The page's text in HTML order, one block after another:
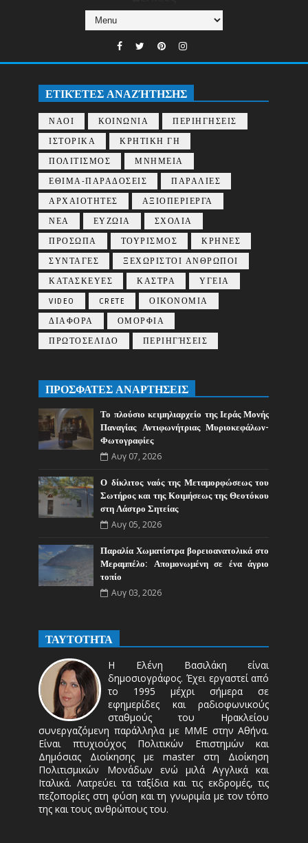
ΕΤΙΚΈΤΕΣ ΑΝΑΖΉΤΗΣΗΣ
ΝΑΟΙ ΚΟΙΝΩΝΙΑ
ΠΕΡΙΗΓΗΣΕΙΣ
ΙΣΤΟΡΙΚΑ
ΚΡΗΤΙΚΗ ΓΗ
ΠΟΛΙΤΙΣΜΟΣ
ΜΝΗΜΕΙΑ
ΕΘΙΜΑ-ΠΑΡΑΔΟΣΕΙΣ
ΠΑΡΑΛΙΕΣ
ΑΡΧΑΙΟΤΗΤΕΣ
ΑΞΙΟΠΕΡΙΕΡΓΑ
ΝΕΑ
ΕΥΖΩΙΑ
ΣΧΟΛΙΑ
ΠΡΟΣΩΠΑ
ΤΟΥΡΙΣΜΟΣ
ΚΡΗΝΕΣ
ΣΥΝΤΑΓΕΣ
ΞΕΧΩΡΙΣΤΟΙ ΑΝΘΡΩΠΟΙ
ΚΑΤΑΣΚΕΥΕΣ
ΚΑΣΤΡΑ
ΥΓΕΙΑ
VIDEO
CRETE
ΟΙΚΟΝΟΜΙΑ
ΔΙΑΦΟΡΑ
ΟΜΟΡΦΙΑ
ΠΡΩΤΟΣΕΛΙΔΟ
ΠΕΡΙΗΓΉΣΕΙΣ
ΠΡΟΣΦΑΤΕΣ ΑΝΑΡΤΗΣΕΙΣ
Το πλούσιο κειμηλιαρχείο της Ιεράς Μονής
Παναγίας Αντιφωνήτριας Μυριοκεφάλων-
Φωτογραφίες
Αυγ 07, 2026
Ο δίκλιτος ναός της Μεταμορφώσεως του
Σωτήρος και της Κοιμήσεως της Θεοτόκου
στη Λάστρο Σητείας
Αυγ 05, 2026
Παραλία Χωματίστρα βορειοανατολικά στο
Μεραμπέλο: Απομονωμένη σε ένα άγριο
τοπίο
Αυγ 03, 2026
ΤΑΥΤΟΤΗΤΑ
Η Ελένη Βασιλάκη είναι
δημοσιογράφος. Έχει εργαστεί από
το 1995 μέχρι σήμερα σε
εφημερίδες και ραδιοφωνικούς
σταθμούς του Ηρακλείου
συνεργαζόμενη παράλληλα με ΜΜΕ στην Αθήνα.
Είναι πτυχιούχος Πολιτικών Επιστημών και
Δημόσιας Διοίκησης με master στη Διοίκηση
Πολιτισμικών Μονάδων ενώ μιλά Αγγλικά και
Ιταλικά. Λατρεύει τα ταξίδια και τις εκδρομές, τις
πεζοπορίες στη φύση και τη γνωριμία με τον τόπο
της και τους ανθρώπους του.